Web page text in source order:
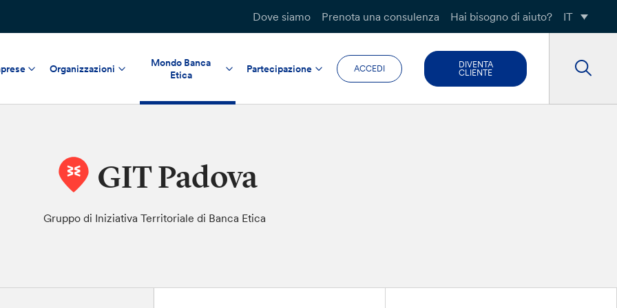
Dove siamo Prenota una consulenza Hai bisogno di aiuto? IT
Organizzazioni
Mondo Banca
Etica
Partecipazione ACCEDI
DIVENTA
CLIENTE
GIT Padova
Gruppo di Iniziativa Territoriale di Banca Etica